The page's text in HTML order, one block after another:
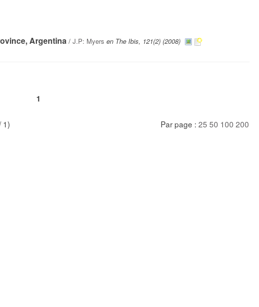
Argentina / J.P: Myers en The Ibis, 121(2) (2008)
1
1) Par page : 25 50 100 200